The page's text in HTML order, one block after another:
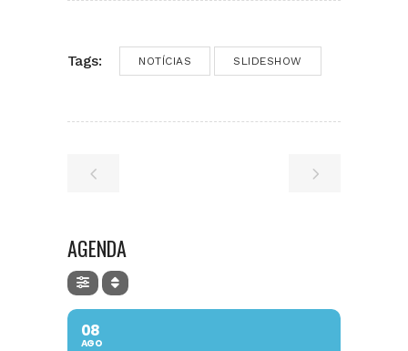
Tags: NOTÍCIAS SLIDESHOW
AGENDA
08
AGO